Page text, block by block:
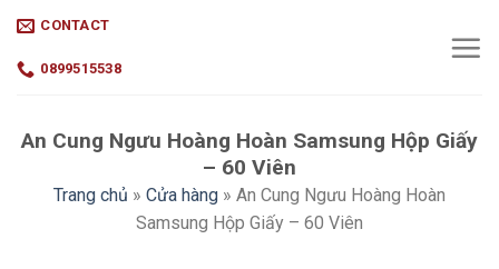
content
CONTACT
0899515538
An Cung Ngưu Hoàng Hoàn Samsung Hộp Giấy
– 60 Viên
Trang chủ » Cửa hàng » An Cung Ngưu Hoàng Hoàn
Samsung Hộp Giấy – 60 Viên